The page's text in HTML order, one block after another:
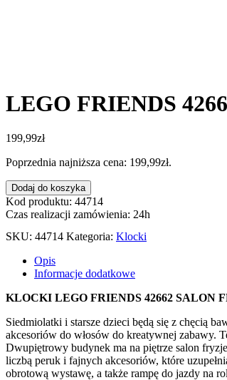
LEGO FRIENDS
199,99zł
Poprzednia najniższa cena: 199,99zł.
ilość
LEGO
FRIENDS
SALON
SKLEP
OZDOBAMI
Dodaj do koszyka
Kod produktu: 44714
Czas realizacji zamówienia: 24h
SKU: 44714 Kategoria: Klocki
Opis
Informacje dodatkowe
KLOCKI LEGO FRIENDS 42662 SALON
Siedmiolatki i starsze dzieci będą się z chęcią
akcesoriów do włosów do kreatywnej zabawy.
Dwupiętrowy budynek ma na piętrze salon
liczbą peruk i fajnych akcesoriów, które
obrotową wystawę, a także rampę do jazdy na